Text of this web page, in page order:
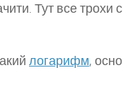
Тут все трохи
логарифм,